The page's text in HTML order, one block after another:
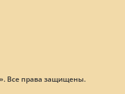
Все права защищены.